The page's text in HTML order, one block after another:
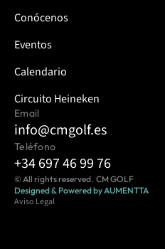
Conócenos
Eventos
Calendario
Circuito Heineken
Email
info@cmgolf.es
Teléfono
+34 697 46 99 76
© All rights reserved.  CM GOLF
Designed & Powered by AUMENTTA
Aviso Legal